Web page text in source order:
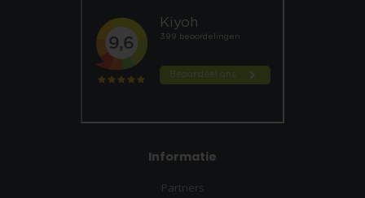
Informatie
Partners